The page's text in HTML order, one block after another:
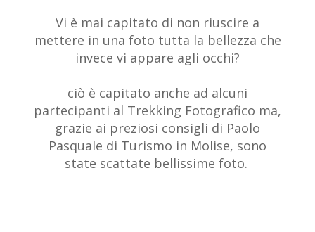
Vi è mai capitato di non riuscire a
mettere in una foto tutta la bellezza che
invece vi appare agli occhi?
ciò è capitato anche ad alcuni
partecipanti al Trekking Fotografico ma,
grazie ai preziosi consigli di Paolo
Pasquale di Turismo in Molise, sono
state scattate bellissime foto.